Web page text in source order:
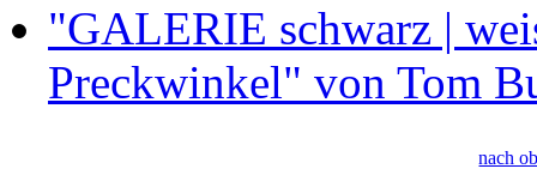
"GALERIE schwarz |
Preckwinkel" von Tom
nach